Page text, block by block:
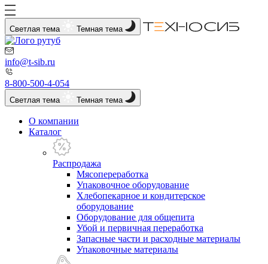
Светлая тема Темная тема
info@t-sib.ru
8-800-500-4-054
Светлая тема Темная тема
О компании
Каталог
Распродажа
Мясопереработка
Упаковочное оборудование
Хлебопекарное и кондитерское
оборудование
Оборудование для общепита
Убой и первичная переработка
Запасные части и расходные материалы
Упаковочные материалы